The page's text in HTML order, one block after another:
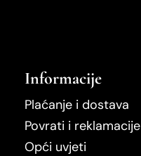
Informacije
Plaćanje i dostava
Povrati i reklamacije
Opći uvjeti